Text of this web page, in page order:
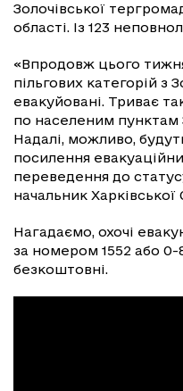
Золочівської
області. Із 123
«Впродовж цього тижня
пільгових категорій з
евакуйовані. Триває
по населеним пунктам
Надалі, можливо,
посилення
переведення до
начальник Харківської
Нагадаємо, охочі
за номером 1552 або 0-
безкоштовні.